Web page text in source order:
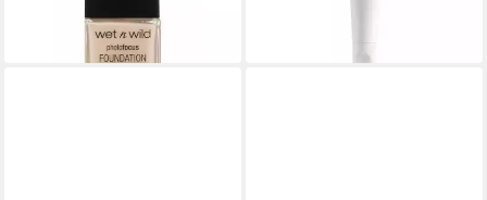
(497,33 €/ 1 l)
in 7-9 Werktagen bei dir